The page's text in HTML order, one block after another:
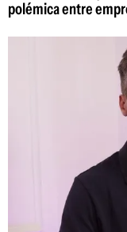
polémica entre